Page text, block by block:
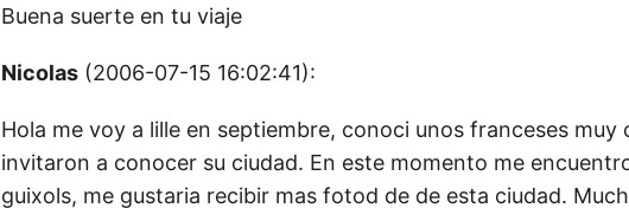
Buena suerte en tu viaje
Nicolas (2006-07-15 16:02:41):
Hola me voy a lille en septiembre, conoci unos franceses muy
invitaron a conocer su ciudad. En este momento me
guixols, me gustaria recibir mas fotod de de esta ciudad.